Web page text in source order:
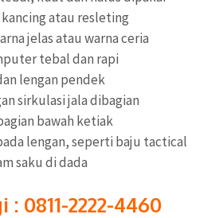
atau resleting
jelas atau warna ceria
tebal dan rapi
lengan pendek
sirkulasi jala dibagian
bawah ketiak
lengan, seperti baju tactical
saku di dada
: 0811-2222-4460